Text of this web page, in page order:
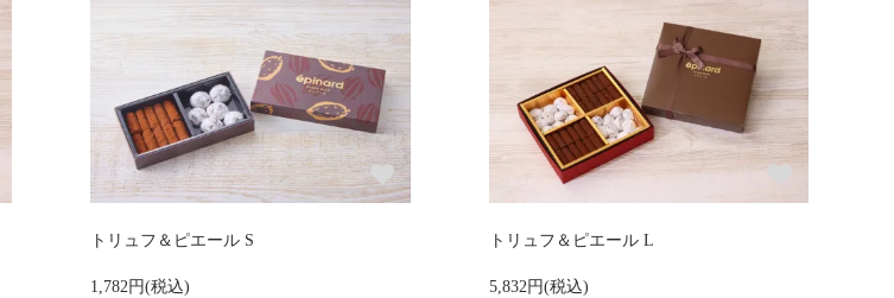
トリュフ＆ピエール S
1,782円(税込)
トリュフ＆ピエール L
5,832円(税込)